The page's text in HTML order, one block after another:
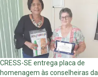
CRESS-SE entrega placa de
homenagem às conselheiras da